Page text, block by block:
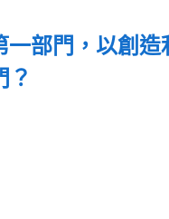
一部門，以創
？